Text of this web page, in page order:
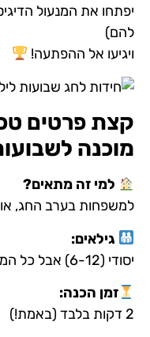
יפתחו את המנעול
להם)
ויגיעו אל ההפתעה!
קצת פרטים
מוכנה
למי זה מתאים?
למשפחות בערב החג,
גילאים:
יסודי (6-12) אבל כל המשפחה יכולה להצטרף
זמן הכנה:
2 דקות בלבד (באמת!)